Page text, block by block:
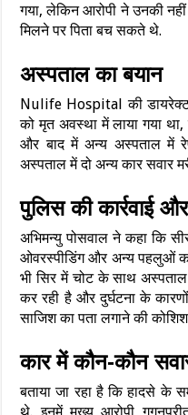
गया, लेकिन आरोपी ने उनकी
मिलने पर पिता बच सकते थे.
अस्पताल का बयान
Nulife Hospital की
को मृत अवस्था में लाया गया
और बाद में अन्य अस्पताल में
अस्पताल में दो अन्य कार सवार
पुलिस की कार्रवाई
अभिमन्यु पोसवाल ने कहा कि
ओवरस्पीडिंग और अन्य पहलुओं
भी सिर में चोट के साथ
कर रही है और दुर्घटना के
साजिश का पता लगाने की
कार में कौन-कौन
बताया जा रहा है कि हादसे के